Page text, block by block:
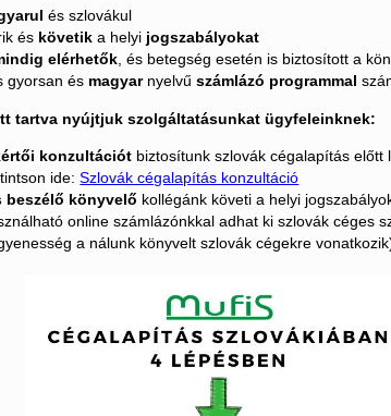
és szlovákul
és követika helyi jogszabályokat
elérhetők, és betegség esetén is biztosított a
gyorsan és magyar nyelvűszámlázó programmal
tartva nyújtjuk szolgáltatásunkat ügyfeleinknek:
konzultációt biztosítunk szlovák cégalapítás
ide:Szlovák cégalapítás konzultáció
beszélő könyvelő kollégánk követi a helyi
online számlázónkkal adhat ki szlovák céges
a nálunk könyvelt szlovák cégekre